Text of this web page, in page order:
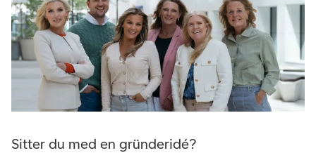
Sitter du med en gründeridé?